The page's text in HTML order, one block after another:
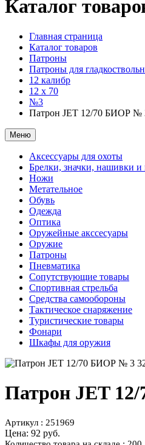
Каталог
Главная страница
Каталог товаров
Патроны
Патроны для
12 калибр
12 x 70
№3
Патрон JET 12/70 БИОР №
Меню
Аксессуары для охоты
Брелки, значки, нашивки и
Ножи
Метательное
Обувь
Одежда
Оптика
Оружейные акссесуары
Оружие
Патроны
Пневматика
Сопутствующие товары
Спортивная стрельба
Средства самообороны
Тактическое снаряжение
Туристические товары
Фонари
Шкафы для оружия
Патрон JET
Артикул : 251969
Цена: 92 руб.